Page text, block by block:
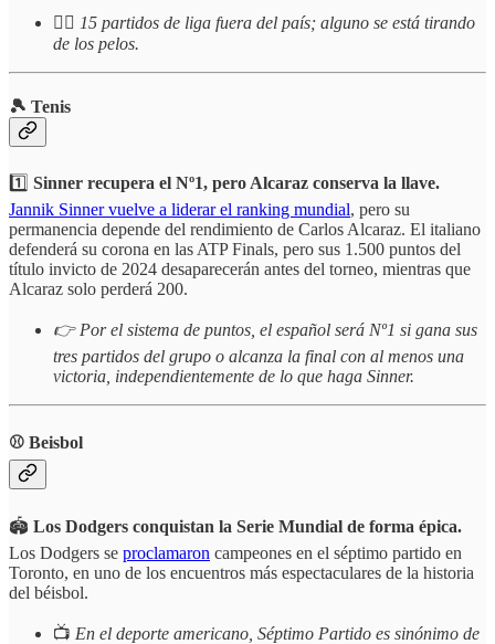
☝🏻 15 partidos de liga fuera del país; alguno se está tirando
de los pelos.
🎾 Tenis
1️⃣ Sinner recupera el Nº1, pero Alcaraz conserva la llave.
Jannik Sinner vuelve a liderar el ranking mundial, pero su
permanencia depende del rendimiento de Carlos Alcaraz. El italiano
defenderá su corona en las ATP Finals, pero sus 1.500 puntos del
título invicto de 2024 desaparecerán antes del torneo, mientras que
Alcaraz solo perderá 200.
👉 Por el sistema de puntos, el español será Nº1 si gana sus
tres partidos del grupo o alcanza la final con al menos una
victoria, independientemente de lo que haga Sinner.
⚾ Beisbol
🏟️ Los Dodgers conquistan la Serie Mundial de forma épica.
Los Dodgers se proclamaron campeones en el séptimo partido en
Toronto, en uno de los encuentros más espectaculares de la historia
del béisbol.
📺 En el deporte americano, Séptimo Partido es sinónimo de